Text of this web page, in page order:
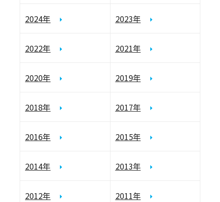
2024年 2023年
2022年 2021年
2020年 2019年
2018年 2017年
2016年 2015年
2014年 2013年
2012年 2011年